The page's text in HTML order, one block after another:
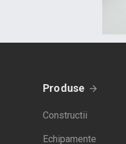
Produse
Constructii
Echipamente